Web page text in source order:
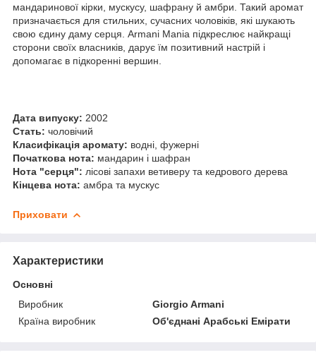
мандаринової кірки, мускусу, шафрану й амбри. Такий аромат
призначається для стильних, сучасних чоловіків, які шукають
свою єдину даму серця. Armani Mania підкреслює найкращі
сторони своїх власників, дарує їм позитивний настрій і
допомагає в підкоренні вершин.
Дата випуску: 2002
Стать: чоловічий
Класифікація аромату: водні, фужерні
Початкова нота: мандарин і шафран
Нота "серця": лісові запахи ветиверу та кедрового дерева
Кінцева нота: амбра та мускус
Приховати
Характеристики
Основні
Виробник
Giorgio Armani
Країна виробник
Об'єднані Арабські Емірати